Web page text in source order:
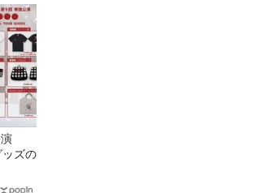
ッズの